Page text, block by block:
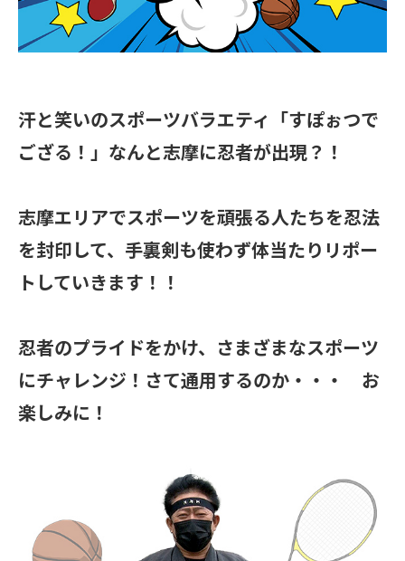
汗と笑いのスポーツバラエティ「すぽぉつで
ござる！」なんと志摩に忍者が出現？！
志摩エリアでスポーツを頑張る人たちを忍法
を封印して、手裏剣も使わず体当たりリポー
トしていきます！！
忍者のプライドをかけ、さまざまなスポーツ
にチャレンジ！さて通用するのか・・・ お
楽しみに！